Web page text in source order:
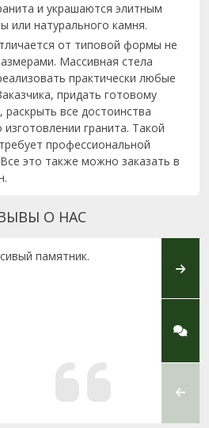
и украшаются элитным
или натурального камня.
от типовой формы не
Массивная стела
практически любые
придать готовому
все достоинства
гранита. Такой
профессиональной
это также можно заказать в
О НАС
памятник.
за
ни
и в